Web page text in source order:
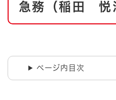
やさしい日本語ハザードマップ
急務（稲田 悦
ページ内目次